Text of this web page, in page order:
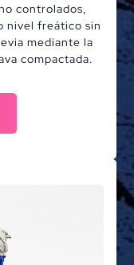
controlados,
nivel freático sin
mediante la
compactada.